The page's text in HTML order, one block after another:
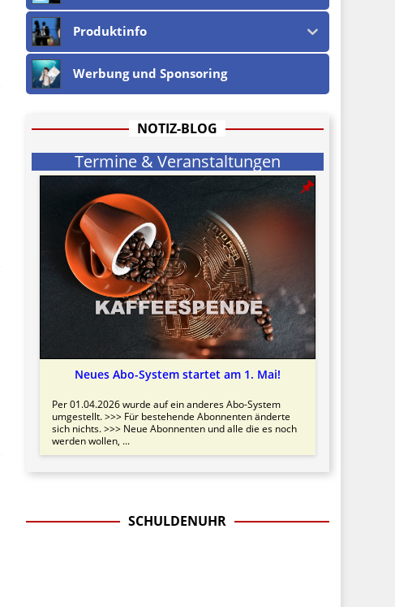
Produktinfo
Werbung und Sponsoring
NOTIZ-BLOG
Termine & Veranstaltungen
Neues Abo-System startet am 1. Mai!
Per 01.04.2026 wurde auf ein anderes Abo-System
umgestellt. >>> Für bestehende Abonnenten änderte
sich nichts. >>> Neue Abonnenten und alle die es noch
werden wollen, ...
SCHULDENUHR